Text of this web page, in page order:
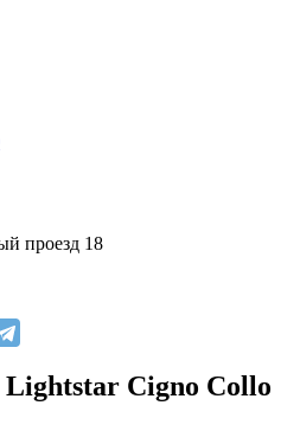
проезд 18
Cigno Collo